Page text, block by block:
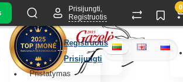
Pristatymas
Prisijungti,
Registruotis
Registruotis
Prisijungti
0